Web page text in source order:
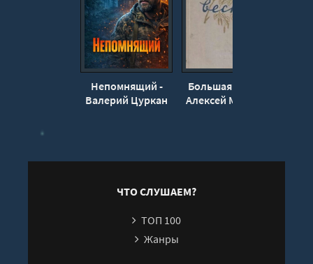
Непомнящий -
Валерий Цуркан
Большая весна -
Алексей Мусатов
ЧТО СЛУШАЕМ?
ТОП 100
Жанры